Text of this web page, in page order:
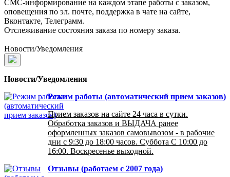
СМС-информирование на каждом этапе работы с заказом,
оповещения по эл. почте, поддержка в чате на сайте,
Вконтакте, Телеграмм.
Отслеживание состояния заказа по номеру заказа.
Новости/Уведомления
Новости/Уведомления
Режим работы (автоматический прием заказов)
Прием заказов на сайте 24 часа в сутки.
Обработка заказов и ВЫДАЧА ранее
оформленных заказов самовывозом - в рабочие
дни с 9:30 до 18:00 часов. Суббота С 10:00 до
16:00. Воскресенье выходной.
Отзывы (работаем с 2007 года)